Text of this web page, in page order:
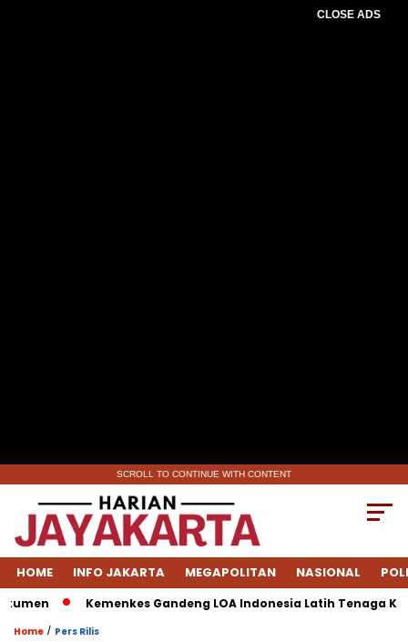
CLOSE ADS
SCROLL TO CONTINUE WITH CONTENT
HOME INFO JAKARTA MEGAPOLITAN NASIONAL
Kemenkes Gandeng LOA Indonesia Latih Tenaga
Home / Pers Rilis